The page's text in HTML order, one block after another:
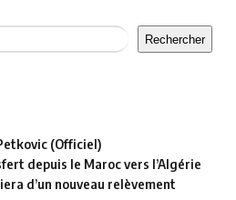
Rechercher
(Officiel)
depuis le Maroc vers l’Algérie
d’un nouveau relèvement